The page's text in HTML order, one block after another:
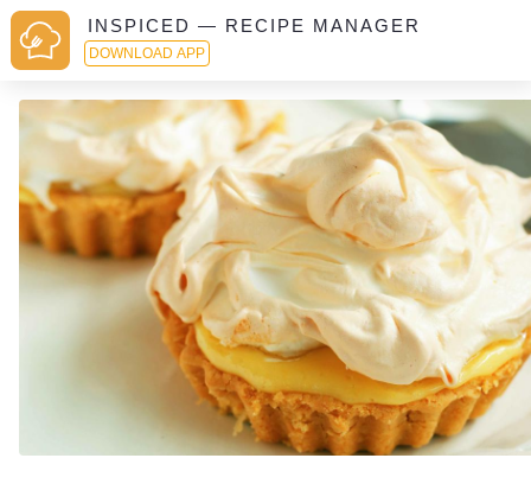
INSPICED — RECIPE MANAGER
DOWNLOAD APP